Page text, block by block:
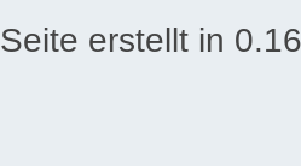
Seite erstellt in